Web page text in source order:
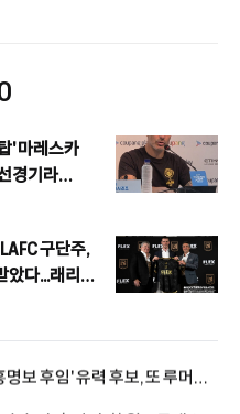
' 마레스카
경기라
구단주,
았다...래리
보 후임' 유력 후보, 또 루머에